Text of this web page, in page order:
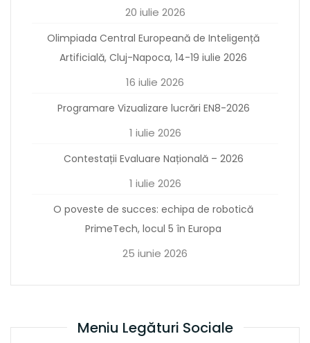
20 iulie 2026
Olimpiada Central Europeană de Inteligență
Artificială, Cluj-Napoca, 14-19 iulie 2026
16 iulie 2026
Programare Vizualizare lucrări EN8-2026
1 iulie 2026
Contestații Evaluare Națională – 2026
1 iulie 2026
O poveste de succes: echipa de robotică
PrimeTech, locul 5 în Europa
25 iunie 2026
Meniu Legături Sociale